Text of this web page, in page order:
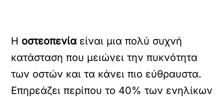
Η οστεοπενίαείναι μια πολύ συχνή
κατάσταση που μειώνει την πυκνότητα
των οστών και τα κάνει πιο εύθραυστα.
Επηρεάζει περίπου το 40% των ενηλίκων